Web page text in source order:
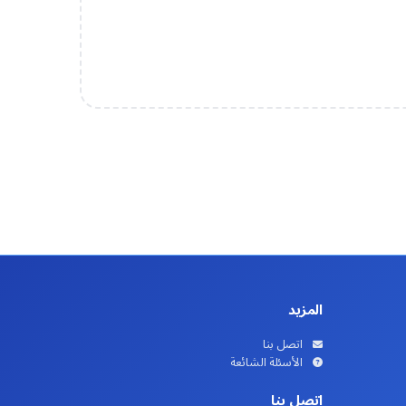
المزيد
اتصل بنا
الأسئلة الشائعة